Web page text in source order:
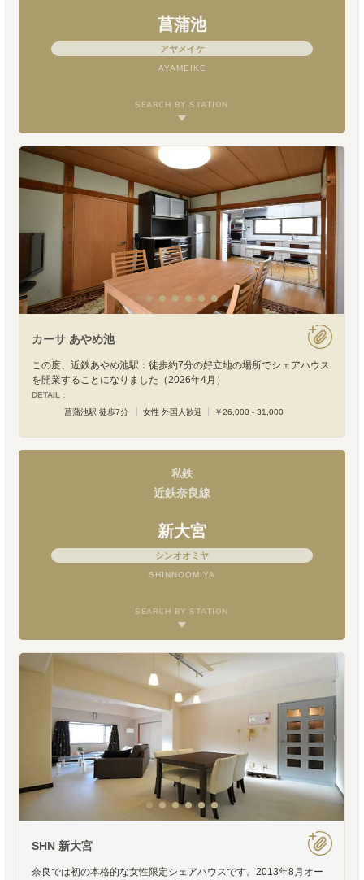
菖蒲池
アヤメイケ
AYAMEIKE
SEARCH BY STATION
カーサ あやめ池
この度、近鉄あやめ池駅：徒歩約7分の好立地の場所でシェアハウス
を開業することになりました（2026年4月）
DETAIL :
菖蒲池駅 徒歩7分
女性 外国人歓迎 ￥26,000 - 31,000
私鉄
近鉄奈良線
新大宮
シンオオミヤ
SHINNOOMIYA
SEARCH BY STATION
SHN 新大宮
奈良では初の本格的な女性限定シェアハウスです。2013年8月オー